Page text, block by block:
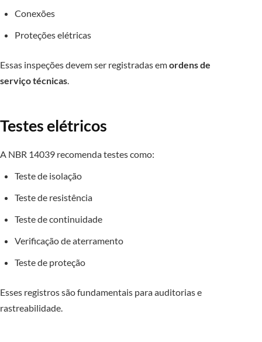
Conexões
Proteções elétricas
Essas inspeções devem ser registradas emordens de
serviço técnicas.
Testes elétricos
A NBR 14039 recomenda testes como:
Teste de isolação
Teste de resistência
Teste de continuidade
Verificação de aterramento
Teste de proteção
Esses registros são fundamentais para auditorias e
rastreabilidade.